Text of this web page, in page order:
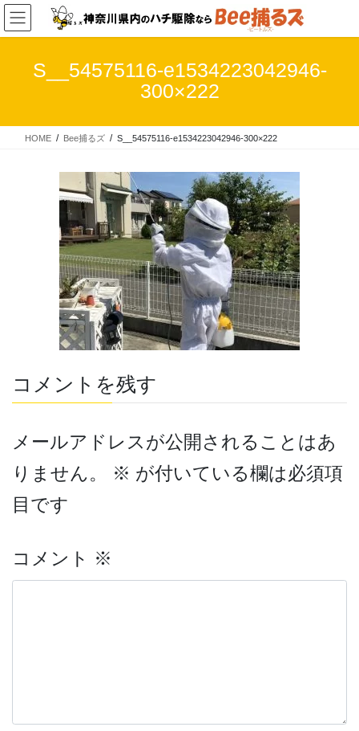
コ
ン
テ
キ
ナ
ビ
ゲ
に
S__54575116-e1534223042946-
300×222
HOME Bee捕るズ S__54575116-e1534223042946-300×222
コメントを残す
メールアドレスが公開されることはあ
りません。
※ が付いている欄は必須項
目です
コメント ※